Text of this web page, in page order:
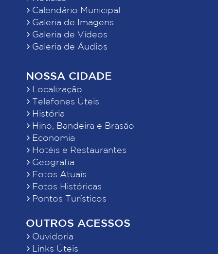
Calendário Municipal
Galeria de Imagens
Galeria de Vídeos
Galeria de Áudios
NOSSA CIDADE
Localização
Telefones Úteis
História
Hino, Bandeira e Brasão
Economia
Hotéis e Restaurantes
Geografia
Fotos Atuais
Fotos Históricas
Pontos Turísticos
OUTROS ACESSOS
Ouvidoria
Links Úteis